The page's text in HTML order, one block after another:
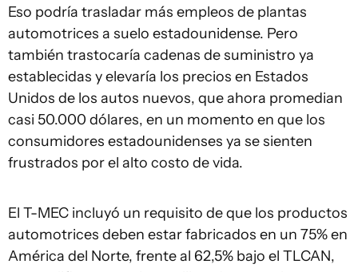
Eso podría trasladar más empleos de plantas
automotrices a suelo estadounidense. Pero
también trastocaría cadenas de suministro ya
establecidas y elevaría los precios en Estados
Unidos de los autos nuevos, que ahora promedian
casi 50.000 dólares, en un momento en que los
consumidores estadounidenses ya se sienten
frustrados por el alto costo de vida.
El T-MEC incluyó un requisito de que los productos
automotrices deben estar fabricados en un 75% en
América del Norte, frente al 62,5% bajo el TLCAN,